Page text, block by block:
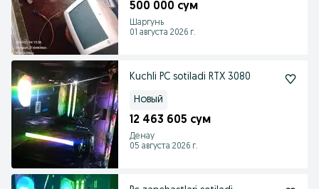
500 000 сум
Шаргунь
01 августа 2026 г.
Kuchli PC sotiladi RTX 3080
Новый
12 463 605 сум
Денау
05 августа 2026 г.